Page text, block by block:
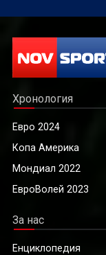
Хронология
Евро 2024
Копа Америка
Мондиал 2022
ЕвроВолей 2023
За нас
Енциклопедия